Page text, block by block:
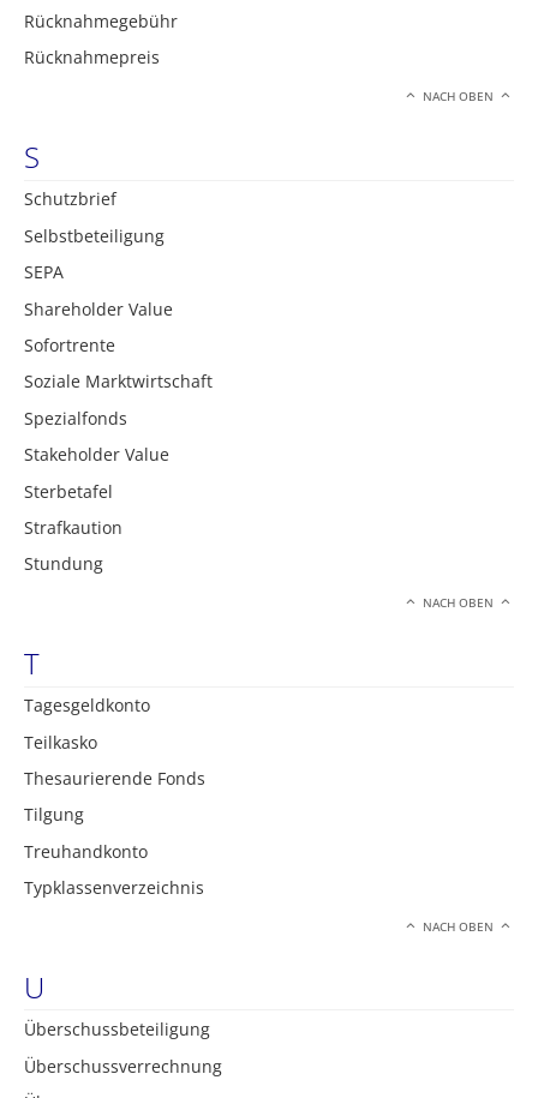
Rücknahmegebühr
Rücknahmepreis
NACH OBEN
S
Schutzbrief
Selbstbeteiligung
SEPA
Shareholder Value
Sofortrente
Soziale Marktwirtschaft
Spezialfonds
Stakeholder Value
Sterbetafel
Strafkaution
Stundung
NACH OBEN
T
Tagesgeldkonto
Teilkasko
Thesaurierende Fonds
Tilgung
Treuhandkonto
Typklassenverzeichnis
NACH OBEN
U
Überschussbeteiligung
Überschussverrechnung